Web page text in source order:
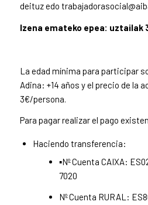
deituz edo
Izena emateko epea: uztailak
La edad mínima para participar
Adina: +14 años y el precio de la
3€/persona.
Para pagar realizar el pago
Haciendo transferencia:
▪️Nº Cuenta CAIXA:
7020
Nº Cuenta RURAL: